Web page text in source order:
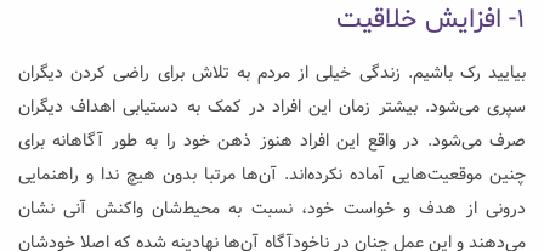
۱- افزایش خلاقیت
بیایید رک باشیم. زندگی خیلی از مردم به تلاش برای راضی کردن دیگران
سپری می‌شود. بیشتر زمان این افراد در کمک به دستیابی اهداف دیگران
صرف می‌شود. در واقع این افراد هنوز ذهن خود را به طور ‌آگاهانه برای
چنین موقعیت‌هایی آماده نکرده‌اند. آن‌ها مرتبا بدون هیچ ندا و راهنمایی
درونی از هدف و خواست خود، نسبت به محیط‌شان واکنش آنی نشان
می‌دهند و این عمل چنان در ناخودآگاه آن‌ها نهادینه شده که اصلا خودشان